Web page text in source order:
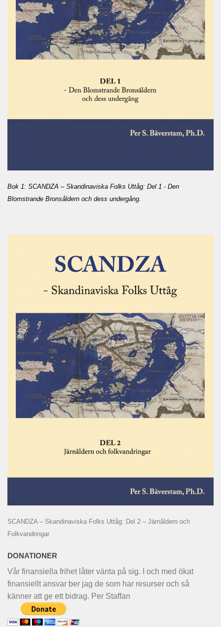
Bok 1: SCANDZA – Skandinaviska Folks Uttåg: Del 1 - Den
Blomstrande Bronsåldern och dess undergång.
SCANDZA – Skandinaviska Folks Uttåg: Del 2 – Järnåldern och
Folkvandringar
DONATIONER
Vår finansiella frihet låter vänta på sig. I och med ökat
finansiellt ansvar ber jag de som har resurser och så
känner att ge ett bidrag. Per Staffan